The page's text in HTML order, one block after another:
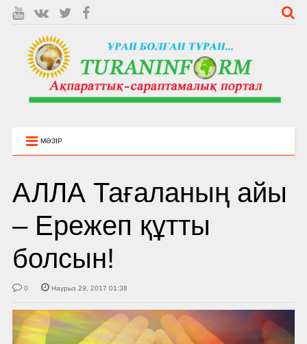
МӘЗІР
АЛЛА Тағаланың айы
– Ережеп құтты
болсын!
0 Наурыз 29, 2017 01:38